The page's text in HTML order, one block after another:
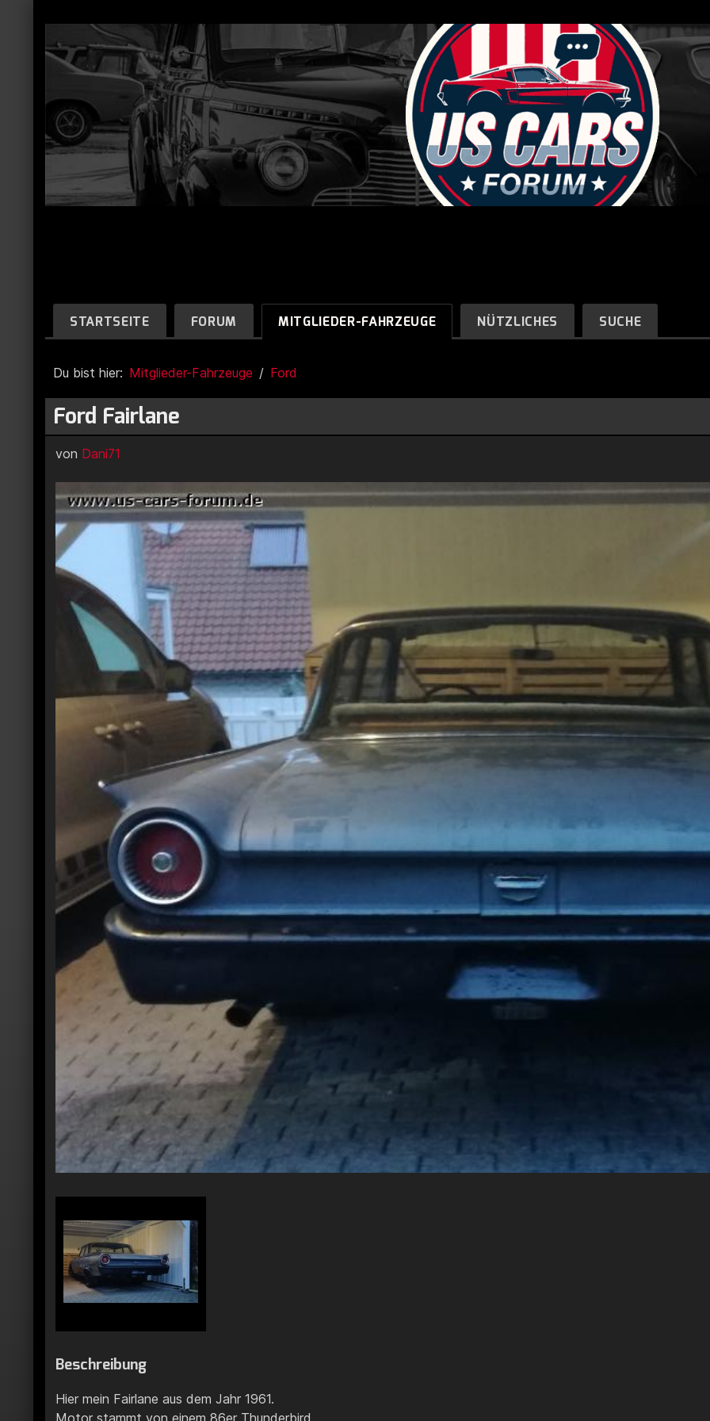
STARTSEITE FORUM MITGLIEDER-FAHRZEUGE NÜTZLICHES SUCHE
Du bist hier: Mitglieder-Fahrzeuge Ford
Ford Fairlane
von Dani71
Beschreibung
Hier mein Fairlane aus dem Jahr 1961.
Motor stammt von einem 86er Thunderbird.